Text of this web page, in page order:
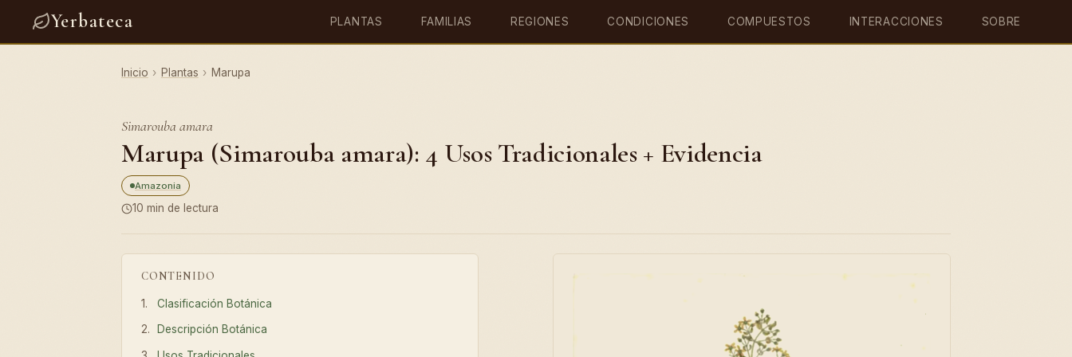
Yerbateca PLANTAS FAMILIAS REGIONES CONDICIONES COMPUESTOS INTERACCIONES SOBRE
Inicio › Plantas › Marupa
Simarouba amara
Marupa (Simarouba amara): 4 Usos Tradicionales + Evidencia
Amazonia
10 min de lectura
CONTENIDO
Clasificación Botánica
Descripción Botánica